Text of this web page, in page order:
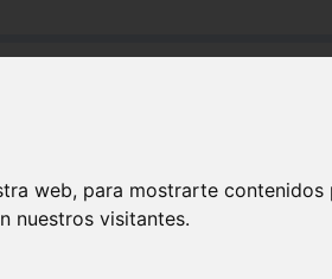
web, para mostrarte contenidos
nuestros visitantes.